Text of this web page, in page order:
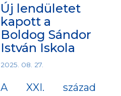
Új lendületet
kapott a
Boldog Sándor
István Iskola
2025. 08. 27.
A XXI. század